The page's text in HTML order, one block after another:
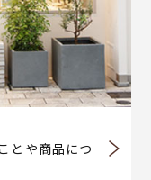
とや商品につ